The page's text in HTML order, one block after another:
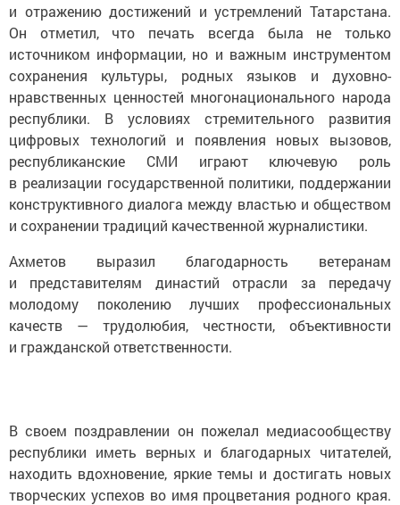
и отражению достижений и устремлений Татарстана.
Он отметил, что печать всегда была не только
источником информации, но и важным инструментом
сохранения культуры, родных языков и духовно-
нравственных ценностей многонационального народа
республики. В условиях стремительного развития
цифровых технологий и появления новых вызовов,
республиканские СМИ играют ключевую роль
в реализации государственной политики, поддержании
конструктивного диалога между властью и обществом
и сохранении традиций качественной журналистики.
Ахметов выразил благодарность ветеранам
и представителям династий отрасли за передачу
молодому поколению лучших профессиональных
качеств — трудолюбия, честности, объективности
и гражданской ответственности.
В своем поздравлении он пожелал медиасообществу
республики иметь верных и благодарных читателей,
находить вдохновение, яркие темы и достигать новых
творческих успехов во имя процветания родного края.